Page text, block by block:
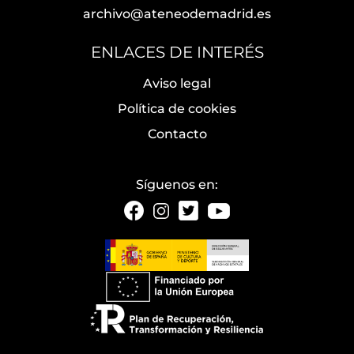
archivo@ateneodemadrid.es
ENLACES DE INTERÉS
Aviso legal
Política de cookies
Contacto
Síguenos en: